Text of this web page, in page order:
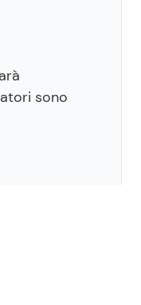
sono